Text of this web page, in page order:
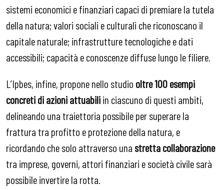
sistemi economici e finanziari capaci di premiare la tutela
della natura; valori sociali e culturali che riconoscano il
capitale naturale; infrastrutture tecnologiche e dati
accessibili; capacità e conoscenze diffuse lungo le filiere.
L’Ipbes, infine, propone nello studio oltre 100 esempi
concreti di azioni attuabiliin ciascuno di questi ambiti,
delineando una traiettoria possibile per superare la
frattura tra profitto e protezione della natura, e
ricordando che solo attraverso una stretta collaborazione
tra imprese, governi, attori finanziari e società civile sarà
possibile invertire la rotta.